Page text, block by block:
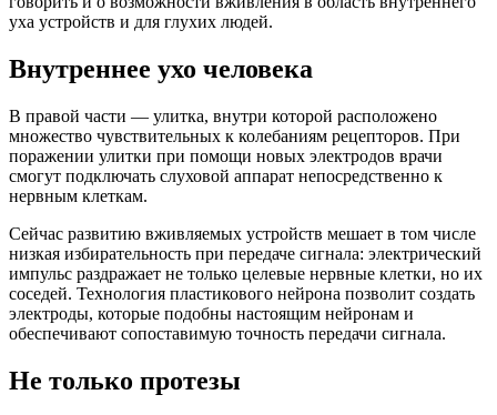
уха устройств и для глухих людей.
Внутреннее ухо человека
В правой части — улитка, внутри которой расположено
множество чувствительных к колебаниям рецепторов. При
поражении улитки при помощи новых электродов врачи
смогут подключать слуховой аппарат непосредственно к
нервным клеткам.
Сейчас развитию вживляемых устройств мешает в том числе
низкая избирательность при передаче сигнала: электрический
импульс раздражает не только целевые нервные клетки, но их
соседей. Технология пластикового нейрона позволит создать
электроды, которые подобны настоящим нейронам и
обеспечивают сопоставимую точность передачи сигнала.
Не только протезы